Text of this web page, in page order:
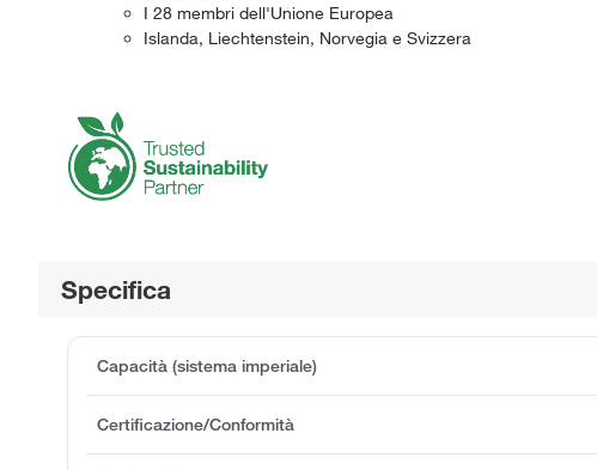
I 28 membri dell'Unione Europea
Islanda, Liechtenstein, Norvegia e Svizzera
Specifica
Capacità (sistema imperiale)
Certificazione/Conformità